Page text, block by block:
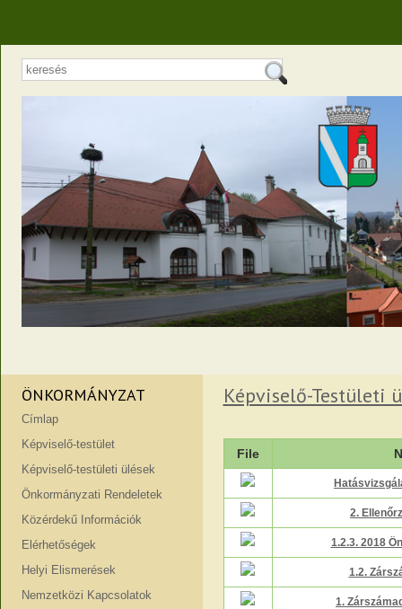
ÖNKORMÁNYZAT
Címlap
Képviselő-testület
Képviselő-testületi ülések
Önkormányzati Rendeletek
Közérdekű Információk
Elérhetőségek
Helyi Elismerések
Nemzetközi Kapcsolatok
Képviselő-Testületi
File
2.
1.2.3. 2018
1.2.
1.